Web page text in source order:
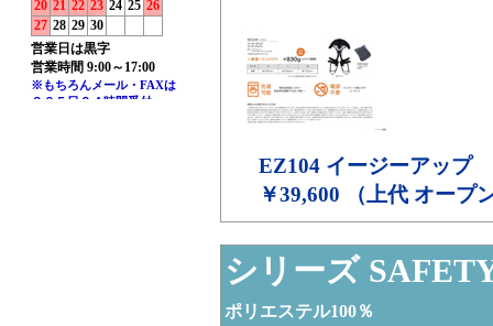
EZ104 イージーアップ
￥39,600 （上代 オープ
シリーズ
ポリエステル100％